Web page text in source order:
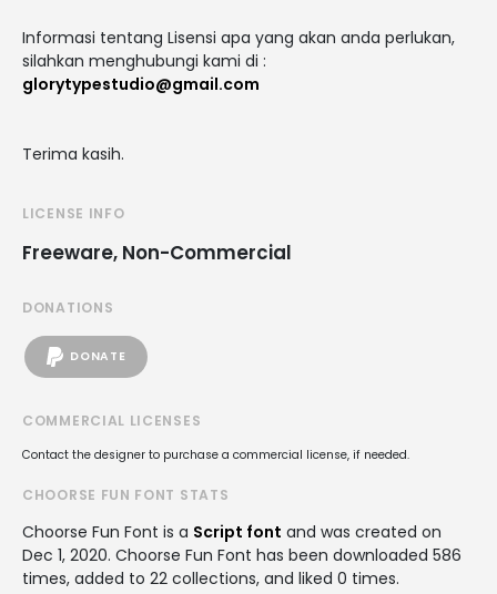
Informasi tentang Lisensi apa yang akan anda perlukan,
silahkan menghubungi kami di :
glorytypestudio@gmail.com
Terima kasih.
LICENSE INFO
Freeware, Non-Commercial
DONATIONS
DONATE
COMMERCIAL LICENSES
Contact the designer to purchase a commercial license, if needed.
CHOORSE FUN FONT STATS
Choorse Fun Font is a Script font and was created on
Dec 1, 2020. Choorse Fun Font has been downloaded 586
times, added to 22 collections, and liked 0 times.